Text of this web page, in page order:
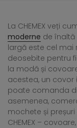
La CHEMEX veți
moderne de înaltă
largă este cel mai
deosebite pentru
la modă și
acestea, un
poate comanda
asemenea,
mochete și
CHEMEX – covoare,